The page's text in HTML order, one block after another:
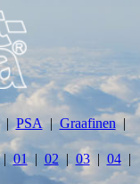
PSA Graafinen
01 02 03 04